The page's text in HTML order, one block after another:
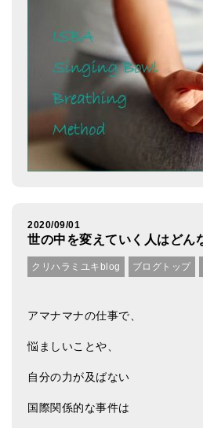
2020/09/01
世の中を変えていく人はどん
クリハラミユキblog ブログトップ
アマナマナの仕事で、
悩ましいことや、
自分の力が及ばない
国際関係的な事件は